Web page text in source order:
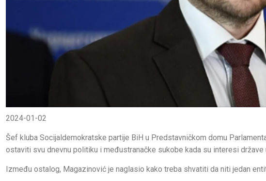
2024-01-02
Šef kluba Socijaldemokratske partije BiH u Predstavničkom domu
ostaviti svu dnevnu politiku i međustranačke sukobe kada su interesi države
Između ostalog, Magazinović je naglasio kako treba shvatiti da niti jedan